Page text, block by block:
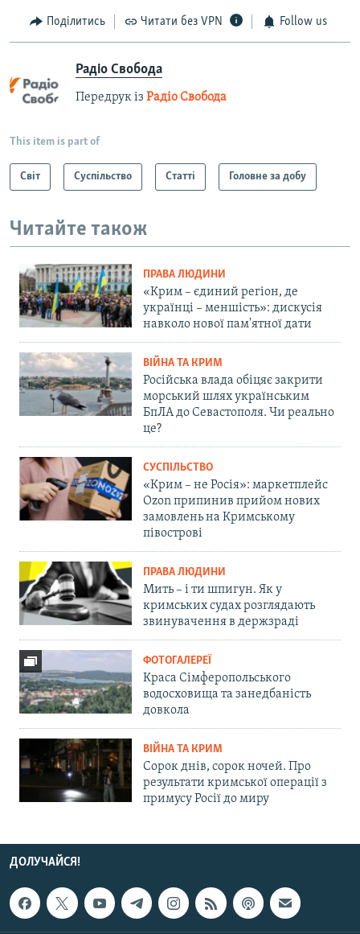
Поділитись Читати без VPN Follow us
Радіо Свобода
Передрук із Радіо Свобода
This item is part of
Світ Суспільство Статті Головне за добу
Читайте також
ПРАВА ЛЮДИНИ
«Крим – єдиний регіон, де
українці – меншість»: дискусія
навколо нової пам'ятної дати
ВІЙНА ТА КРИМ
Російська влада обіцяє закрити
морський шлях українським
БпЛА до Севастополя. Чи реально
це?
СУСПІЛЬСТВО
«Крим – не Росія»: маркетплейс
Ozon припинив прийом нових
замовлень на Кримському
півострові
ПРАВА ЛЮДИНИ
Мить – і ти шпигун. Як у
кримських судах розглядають
звинувачення в держзраді
ФОТОГАЛЕРЕЇ
Краса Сімферопольського
водосховища та занедбаність
довкола
ВІЙНА ТА КРИМ
Сорок днів, сорок ночей. Про
результати кримської операції з
примусу Росії до миру
ДОЛУЧАЙСЯ!